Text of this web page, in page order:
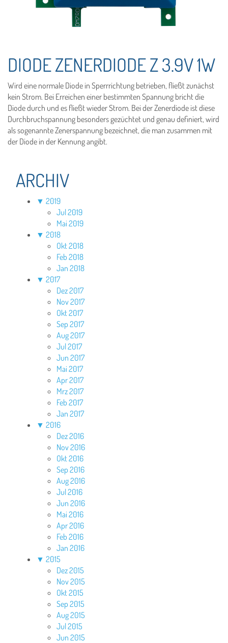
DIODE ZENERDIODE Z 3.9V 1W
Wird eine normale Diode in Sperrrichtung betrieben, fließt zunächst
kein Strom. Bei Erreichen einer bestimmten Spannung bricht die
Diode durch und es fließt wieder Strom. Bei der Zenerdiode ist diese
Durchbruchspannung besonders gezüchtet und genau definiert, wird
als sogenannte Zenerspannung bezeichnet, die man zusammen mit
der Diode in der Kennung angibt.
ARCHIV
▼ 2019
Jul 2019
Mai 2019
▼ 2018
Okt 2018
Feb 2018
Jan 2018
▼ 2017
Dez 2017
Nov 2017
Okt 2017
Sep 2017
Aug 2017
Jul 2017
Jun 2017
Mai 2017
Apr 2017
Mrz 2017
Feb 2017
Jan 2017
▼ 2016
Dez 2016
Nov 2016
Okt 2016
Sep 2016
Aug 2016
Jul 2016
Jun 2016
Mai 2016
Apr 2016
Feb 2016
Jan 2016
▼ 2015
Dez 2015
Nov 2015
Okt 2015
Sep 2015
Aug 2015
Jul 2015
Jun 2015